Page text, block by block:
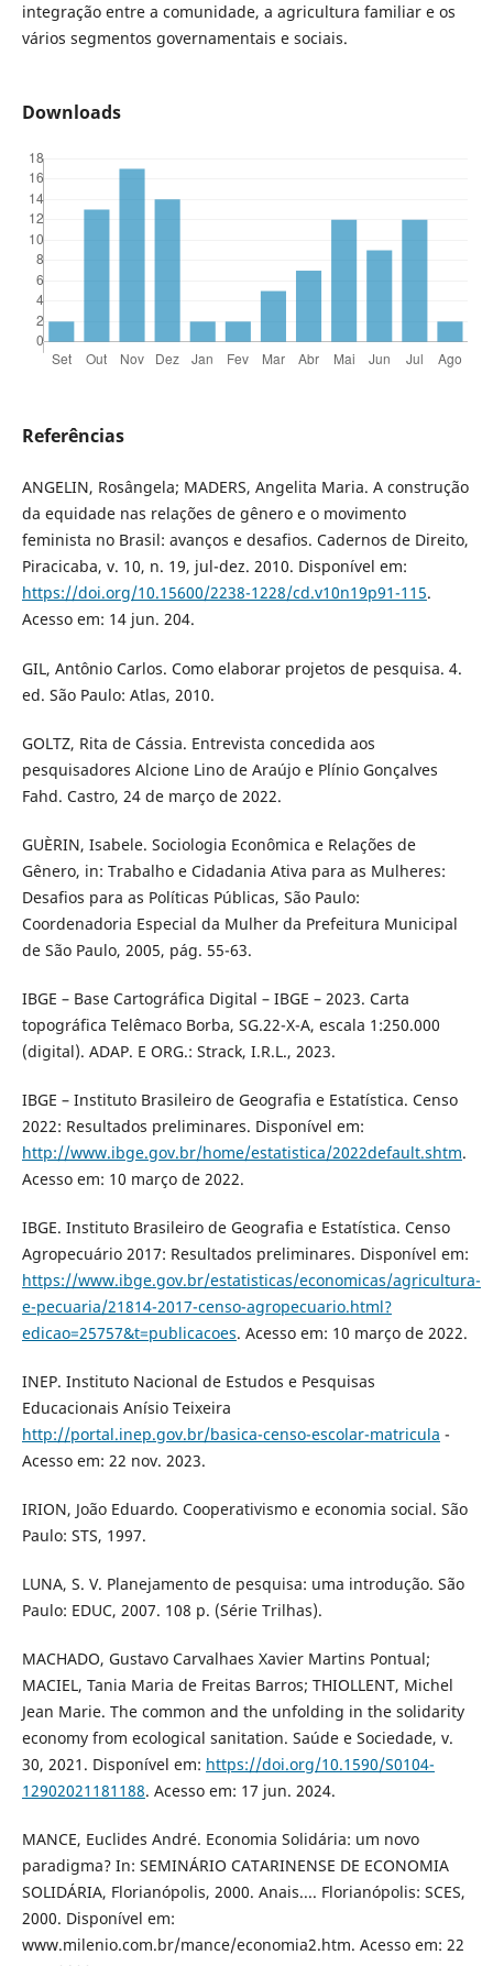
integração entre a comunidade, a agricultura familiar e os
vários segmentos governamentais e sociais.
Downloads
Referências
ANGELIN, Rosângela; MADERS, Angelita Maria. A construção
da equidade nas relações de gênero e o movimento
feminista no Brasil: avanços e desafios. Cadernos de Direito,
Piracicaba, v. 10, n. 19, jul-dez. 2010. Disponível em:
https://doi.org/10.15600/2238-1228/cd.v10n19p91-115.
Acesso em: 14 jun. 204.
GIL, Antônio Carlos. Como elaborar projetos de pesquisa. 4.
ed. São Paulo: Atlas, 2010.
GOLTZ, Rita de Cássia. Entrevista concedida aos
pesquisadores Alcione Lino de Araújo e Plínio Gonçalves
Fahd. Castro, 24 de março de 2022.
GUÈRIN, Isabele. Sociologia Econômica e Relações de
Gênero, in: Trabalho e Cidadania Ativa para as Mulheres:
Desafios para as Políticas Públicas, São Paulo:
Coordenadoria Especial da Mulher da Prefeitura Municipal
de São Paulo, 2005, pág. 55-63.
IBGE – Base Cartográfica Digital – IBGE – 2023. Carta
topográfica Telêmaco Borba, SG.22-X-A, escala 1:250.000
(digital). ADAP. E ORG.: Strack, I.R.L., 2023.
IBGE – Instituto Brasileiro de Geografia e Estatística. Censo
2022: Resultados preliminares. Disponível em:
http://www.ibge.gov.br/home/estatistica/2022default.shtm.
Acesso em: 10 março de 2022.
IBGE. Instituto Brasileiro de Geografia e Estatística. Censo
Agropecuário 2017: Resultados preliminares. Disponível em:
https://www.ibge.gov.br/estatisticas/economicas/agricultura-
e-pecuaria/21814-2017-censo-agropecuario.html?
edicao=25757&t=publicacoes. Acesso em: 10 março de 2022.
INEP. Instituto Nacional de Estudos e Pesquisas
Educacionais Anísio Teixeira
http://portal.inep.gov.br/basica-censo-escolar-matricula -
Acesso em: 22 nov. 2023.
IRION, João Eduardo. Cooperativismo e economia social. São
Paulo: STS, 1997.
LUNA, S. V. Planejamento de pesquisa: uma introdução. São
Paulo: EDUC, 2007. 108 p. (Série Trilhas).
MACHADO, Gustavo Carvalhaes Xavier Martins Pontual;
MACIEL, Tania Maria de Freitas Barros; THIOLLENT, Michel
Jean Marie. The common and the unfolding in the solidarity
economy from ecological sanitation. Saúde e Sociedade, v.
30, 2021. Disponível em: https://doi.org/10.1590/S0104-
12902021181188. Acesso em: 17 jun. 2024.
MANCE, Euclides André. Economia Solidária: um novo
paradigma? In: SEMINÁRIO CATARINENSE DE ECONOMIA
SOLIDÁRIA, Florianópolis, 2000. Anais.... Florianópolis: SCES,
2000. Disponível em:
www.milenio.com.br/mance/economia2.htm. Acesso em: 22